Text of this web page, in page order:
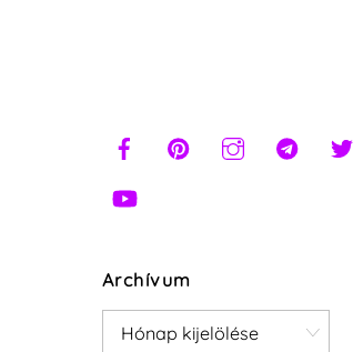
Archívum
Archívum